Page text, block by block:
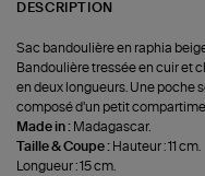
DESCRIPTION
Sac bandoulière en raphia
Bandoulière tressée en cuir et
en deux longueurs. Une poche
composé d'un petit
Made in : Madagascar.
Taille & Coupe : Hauteur : 11 cm.
Longueur : 15 cm.